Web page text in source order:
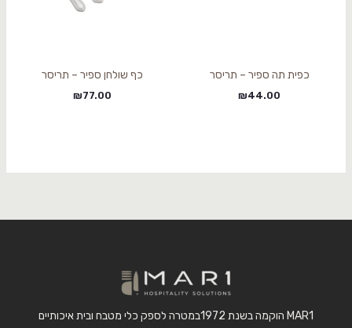
כפית תה ספיר – תריסר
₪44.00
כף שולחן ספיר – תריסר
₪77.00
MAR1 הוקמה בשנת 1972במטרה לספק כלי מטבח ובית איכותיים